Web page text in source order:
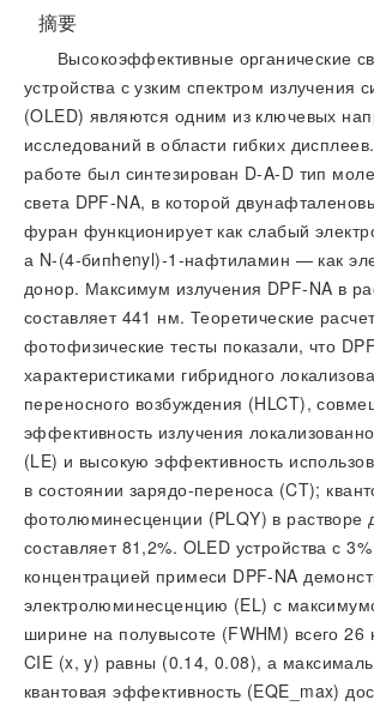
摘要
Высокоэффективные органические
устройства с узким спектром излучения
(OLED) являются одним из ключевых
исследований в области гибких
работе был синтезирован D-A-D тип
света DPF-NA, в которой
фуран функционирует как слабый
а N-(4-бипhenyl)-1-нафтиламин — как
донор. Максимум излучения DPF-NA в
составляет 441 нм. Теоретические
фотофизические тесты показали, что
характеристиками гибридного
переносного возбуждения (HLCT),
эффективность излучения
(LE) и высокую эффективность
в состоянии зарядо-переноса (CT);
фотолюминесценции (PLQY) в растворе
составляет 81,2%. OLED устройства с
концентрацией примеси DPF-NA
электролюминесценцию (EL) с
ширине на полувысоте (FWHM) всего 26
CIE (x, y) равны (0.14, 0.08), а
квантовая эффективность (EQE_max)